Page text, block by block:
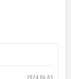
2024.06.03